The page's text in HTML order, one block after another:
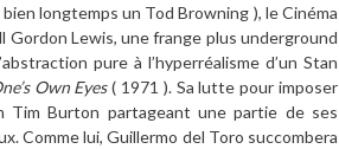
longtemps un Tod Browning ), le Cinéma
Gordon Lewis, une frange plus underground
pure à l’hyperréalisme d’un Stan
Own Eyes( 1971 ). Sa lutte pour imposer
Tim Burton partageant une partie de ses
Comme lui, Guillermo del Toro succombera